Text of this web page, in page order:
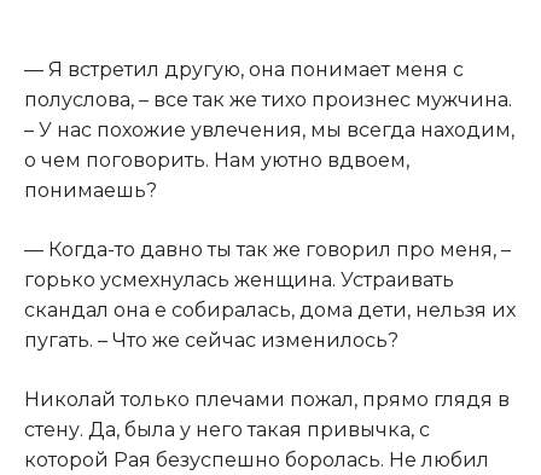
— Я встретил другую, она понимает меня с
полуслова, – все так же тихо произнес мужчина.
– У нас похожие увлечения, мы всегда находим,
о чем поговорить. Нам уютно вдвоем,
понимаешь?
— Когда-то давно ты так же говорил про меня, –
горько усмехнулась женщина. Устраивать
скандал она е собиралась, дома дети, нельзя их
пугать. – Что же сейчас изменилось?
Николай только плечами пожал, прямо глядя в
стену. Да, была у него такая привычка, с
которой Рая безуспешно боролась. Не любил